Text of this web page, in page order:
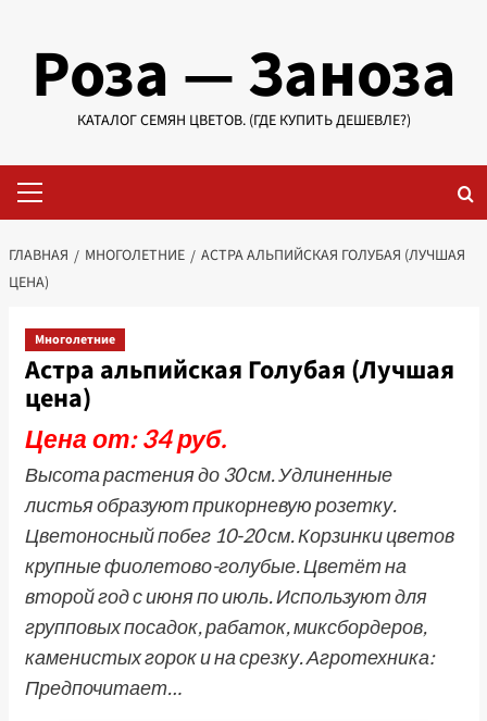
содержимому
Роза — Заноза
КАТАЛОГ СЕМЯН ЦВЕТОВ. (ГДЕ КУПИТЬ ДЕШЕВЛЕ?)
меню
ГЛАВНАЯ МНОГОЛЕТНИЕ
АСТРА АЛЬПИЙСКАЯ ГОЛУБАЯ (ЛУЧШАЯ
ЦЕНА)
Многолетние
Астра альпийская Голубая (Лучшая
цена)
Цена от: 34 руб.
Высота растения до 30 см. Удлиненные
листья образуют прикорневую розетку.
Цветоносный побег 10-20 см. Корзинки цветов
крупные фиолетово-голубые. Цветёт на
второй год с июня по июль. Используют для
групповых посадок, рабаток, миксбордеров,
каменистых горок и на срезку. Агротехника:
Предпочитает…